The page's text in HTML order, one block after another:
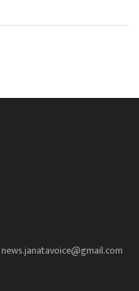
news.janatavoice@gmail.com